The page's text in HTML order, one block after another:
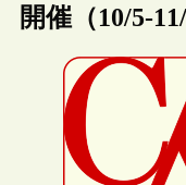
開催（10/5-